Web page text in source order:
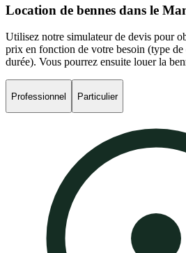
Location de bennes dans le
Utilisez notre simulateur de devis pour
prix en fonction de votre besoin (type de
durée). Vous pourrez ensuite louer la
Professionnel Particulier